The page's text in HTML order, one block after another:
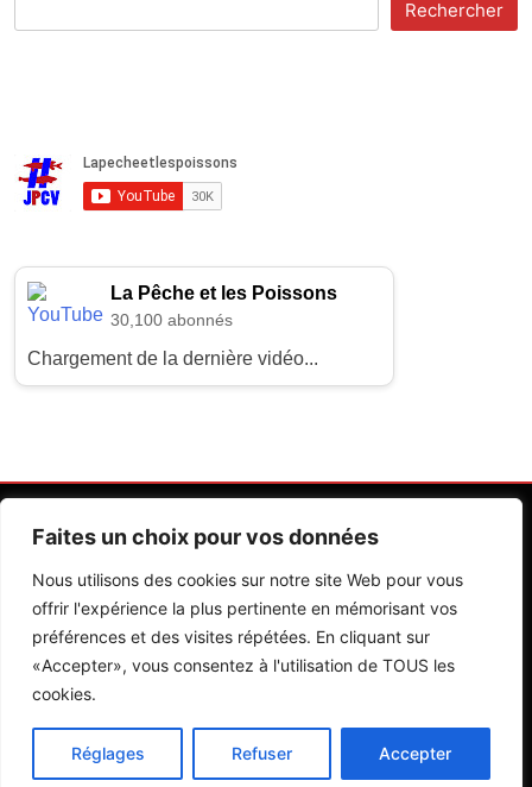
Faites un choix pour vos données
Nous utilisons des cookies sur notre site Web pour vous
offrir l'expérience la plus pertinente en mémorisant vos
préférences et des visites répétées. En cliquant sur
«Accepter», vous consentez à l'utilisation de TOUS les
cookies.
Réglages Refuser Accepter
Rechercher
La Pêche et les Poissons
30,100 abonnés
Chargement de la dernière vidéo...
Contactez Nos Rédactions Mentions Légales